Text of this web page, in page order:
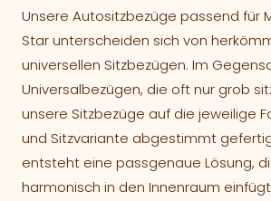
Unsere Autositzbezüge passend für
Star unterscheiden sich von
universellen Sitzbezügen. Im
Universalbezügen, die oft nur grob
unsere Sitzbezüge auf die jeweilige
und Sitzvariante abgestimmt
entsteht eine passgenaue Lösung,
harmonisch in den Innenraum